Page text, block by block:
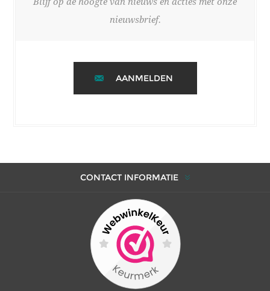
nieuwsbrief.
AANMELDEN
CONTACT INFORMATIE